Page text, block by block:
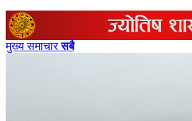
मुख्य समाचार सबै